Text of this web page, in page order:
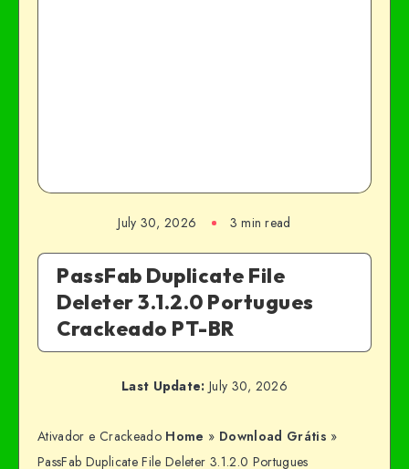
July 30, 2026 3 min read
PassFab Duplicate File
Deleter 3.1.2.0 Portugues
Crackeado PT-BR
Last Update: July 30, 2026
Ativador e Crackeado Home » Download Grátis »
PassFab Duplicate File Deleter 3.1.2.0 Portugues